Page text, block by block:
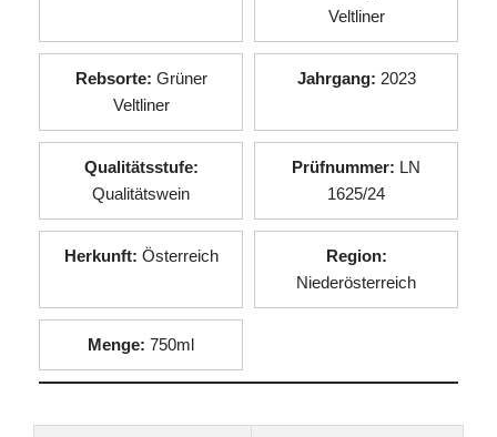
Veltliner
Rebsorte: Grüner
Veltliner
Jahrgang: 2023
Qualitätsstufe:
Qualitätswein
Prüfnummer: LN
1625/24
Herkunft: Österreich
Region:
Niederösterreich
Menge: 750ml